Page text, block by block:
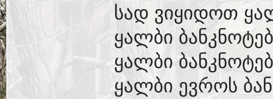
სად ვიყიდოთ
ყალბი
ყალბი
ყალბი ევროს